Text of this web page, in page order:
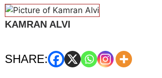
KAMRAN ALVI
SHARE: